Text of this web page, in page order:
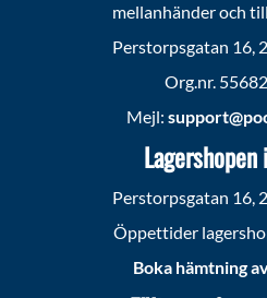
mellanhänder och
Perstorpsgatan 16,
Org.nr.
Mejl:
Perstorpsgatan 16,
Öppettider
Boka hämtning